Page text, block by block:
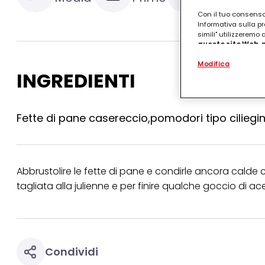
INGREDIENTI
Fette di pane casereccio,pomodori tipo
Abbrustolire le fette di pane e condirle ancora
tagliata alla julienne e per finire qualche goccio di
Condividi
Con il tuo
Informativa sulla
simili" utilizzeremo
questo sito
.
(rispettivamente
terzi, conservare
misurare e
collegata nel piè di
collegata nel piè
periodo di
"modifica" di
Modifica